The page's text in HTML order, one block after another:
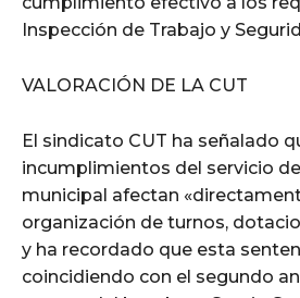
Inspección de Trabajo y
VALORACIÓN DE LA CUT
El sindicato CUT ha señalado
incumplimientos del servicio
municipal afectan
organización de turnos,
y ha recordado que esta
coincidiendo con el segundo